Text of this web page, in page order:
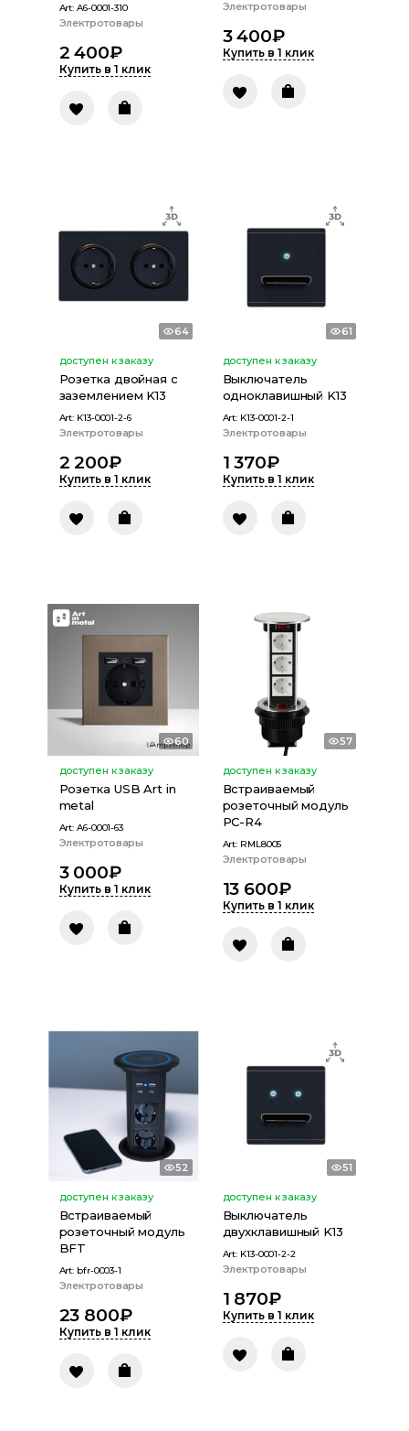
Art: A6-0001-310
Электротовары
2 400₽
Купить в 1 клик
Электротовары
3 400₽
Купить в 1 клик
64
доступен к заказу
Розетка двойная с
заземлением K13
Art: K13-0001-2-6
Электротовары
2 200₽
Купить в 1 клик
61
доступен к заказу
Выключатель
одноклавишный K13
Art: K13-0001-2-1
Электротовары
1 370₽
Купить в 1 клик
60
доступен к заказу
Розетка USB Art in
metal
Art: A6-0001-63
Электротовары
3 000₽
Купить в 1 клик
57
доступен к заказу
Встраиваемый
розеточный модуль
PC-R4
Art: RML8005
Электротовары
13 600₽
Купить в 1 клик
52
доступен к заказу
Встраиваемый
розеточный модуль
BFT
Art: bfr-0003-1
Электротовары
23 800₽
Купить в 1 клик
51
доступен к заказу
Выключатель
двухклавишный K13
Art: K13-0001-2-2
Электротовары
1 870₽
Купить в 1 клик